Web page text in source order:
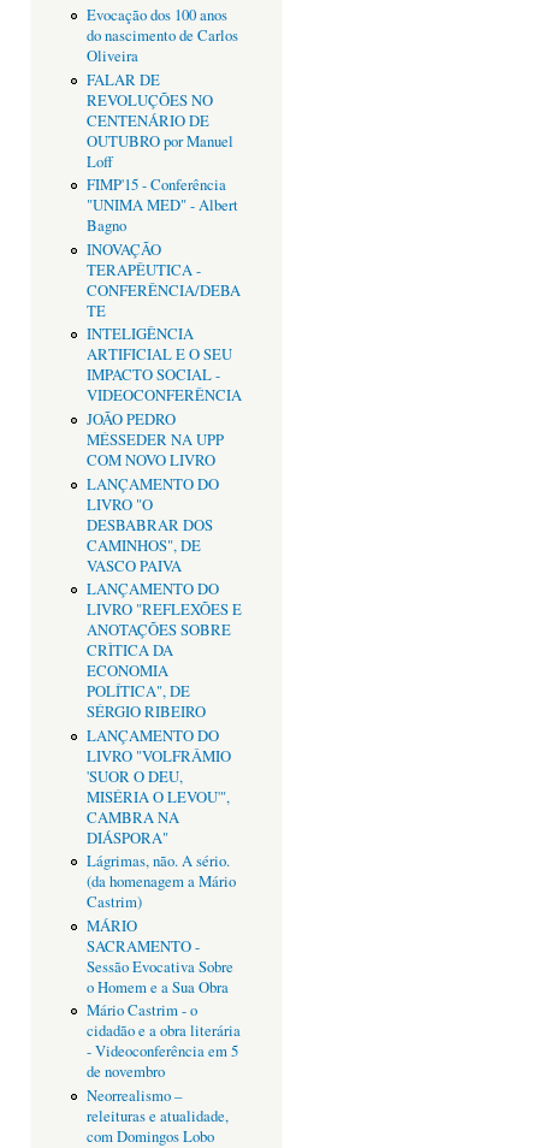
Evocação dos 100 anos
do nascimento de Carlos
Oliveira
FALAR DE
REVOLUÇÕES NO
CENTENÁRIO DE
OUTUBRO por Manuel
Loff
FIMP'15 - Conferência
"UNIMA MED" - Albert
Bagno
INOVAÇÃO
TERAPÊUTICA -
CONFERÊNCIA/DEBA
TE
INTELIGÊNCIA
ARTIFICIAL E O SEU
IMPACTO SOCIAL -
VIDEOCONFERÊNCIA
JOÃO PEDRO
MÉSSEDER NA UPP
COM NOVO LIVRO
LANÇAMENTO DO
LIVRO "O
DESBABRAR DOS
CAMINHOS", DE
VASCO PAIVA
LANÇAMENTO DO
LIVRO "REFLEXÕES E
ANOTAÇÕES SOBRE
CRÌTICA DA
ECONOMIA
POLÍTICA", DE
SÉRGIO RIBEIRO
LANÇAMENTO DO
LIVRO "VOLFRÂMIO
'SUOR O DEU,
MISÉRIA O LEVOU'",
CAMBRA NA
DIÁSPORA"
Lágrimas, não. A sério.
(da homenagem a Mário
Castrim)
MÁRIO
SACRAMENTO -
Sessão Evocativa Sobre
o Homem e a Sua Obra
Mário Castrim - o
cidadão e a obra literária
- Videoconferência em 5
de novembro
Neorrealismo –
releituras e atualidade,
com Domingos Lobo